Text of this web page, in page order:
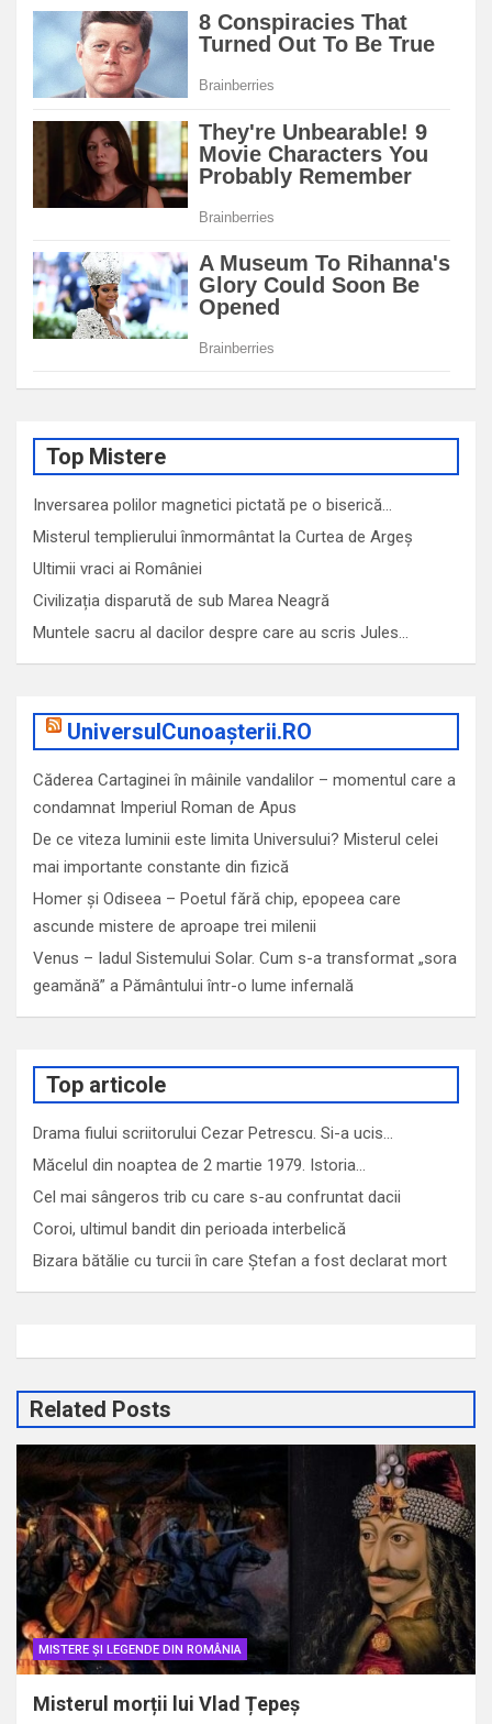
Top Mistere
Inversarea polilor magnetici pictată pe o biserică…
Misterul templierului înmormântat la Curtea de Argeș
Ultimii vraci ai României
Civilizația disparută de sub Marea Neagră
Muntele sacru al dacilor despre care au scris Jules…
UniversulCunoașterii.RO
Căderea Cartaginei în mâinile vandalilor – momentul care a
condamnat Imperiul Roman de Apus
De ce viteza luminii este limita Universului? Misterul celei
mai importante constante din fizică
Homer și Odiseea – Poetul fără chip, epopeea care
ascunde mistere de aproape trei milenii
Venus – Iadul Sistemului Solar. Cum s-a transformat „sora
geamănă” a Pământului într-o lume infernală
Top articole
Drama fiului scriitorului Cezar Petrescu. Si-a ucis…
Măcelul din noaptea de 2 martie 1979. Istoria…
Cel mai sângeros trib cu care s-au confruntat dacii
Coroi, ultimul bandit din perioada interbelică
Bizara bătălie cu turcii în care Ștefan a fost declarat mort
Related Posts
MISTERE ȘI LEGENDE DIN ROMÂNIA
Misterul morții lui Vlad Țepeș